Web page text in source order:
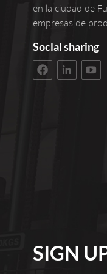
en la ciudad de
empresas de
con dos
instalaciones
3400 metros
calidad, desde
Soclal sharing
SIGN